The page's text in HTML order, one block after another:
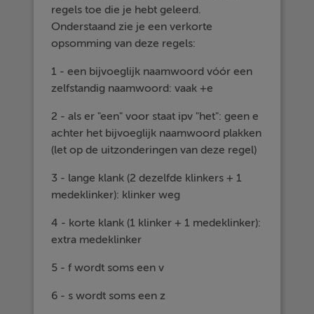
regels toe die je hebt geleerd.
Onderstaand zie je een verkorte
opsomming van deze regels:
1 - een bijvoeglijk naamwoord vóór een
zelfstandig naamwoord: vaak +e
2 - als er "een" voor staat ipv "het": geen e
achter het bijvoeglijk naamwoord plakken
(let op de uitzonderingen van deze regel)
3 - lange klank (2 dezelfde klinkers + 1
medeklinker): klinker weg
4 - korte klank (1 klinker + 1 medeklinker):
extra medeklinker
5 - f wordt soms een v
6 - s wordt soms een z